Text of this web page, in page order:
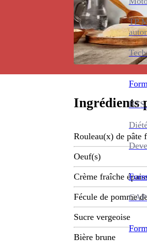
TP
BTS
Ingrédients
Rouleau(x) de pâte
Oeuf(s)
Crème fraîche
Fécule de pomme
Sucre vergeoise
Bière brune